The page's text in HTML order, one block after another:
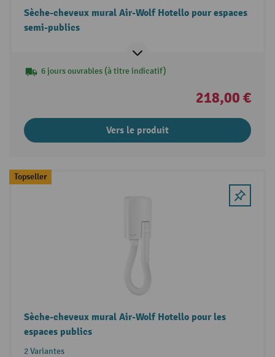
Sèche-cheveux mural Air-Wolf Hotello pour espaces
semi-publics
6 jours ouvrables (à titre indicatif)
218,00 €
Vers le produit
Topseller
Sèche-cheveux mural Air-Wolf Hotello pour les
espaces publics
2 Variantes